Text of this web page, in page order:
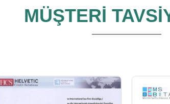
MÜŞTERİ